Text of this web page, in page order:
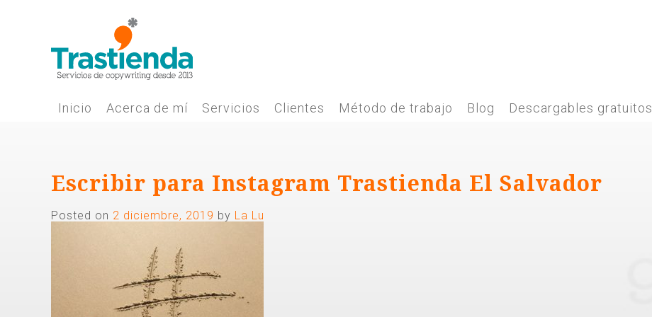
Inicio Acerca de mí Servicios Clientes Método de trabajo Blog Descargables gratuitos
Escribir para Instagram Trastienda El Salvador
Posted on 2 diciembre, 2019 by La Lu